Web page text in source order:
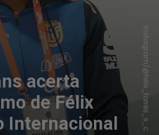
acerta
de Félix
Internacional
Instagram/@felix_torres_s_c